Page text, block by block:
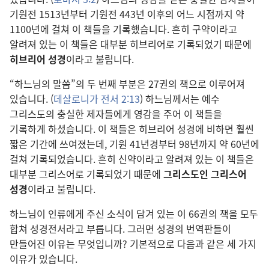
기원전 1513년부터 기원전 443년 이후의 어느 시점까지 약
1100년에 걸쳐 이 책들을 기록했습니다. 흔히 구약이라고
알려져 있는 이 책들은 대부분 히브리어로 기록되었기 때문에
히브리어 성경이라고 불립니다.
“하느님의 말씀”의 두 번째 부분은 27권의 책으로 이루어져
있습니다. (데살로니가 전서 2:13) 하느님께서는 예수
그리스도의 충실한 제자들에게 영감을 주어 이 책들을
기록하게 하셨습니다. 이 책들은 히브리어 성경에 비하면 훨씬
짧은 기간에 쓰여졌는데, 기원 41년경부터 98년까지 약 60년에
걸쳐 기록되었습니다. 흔히 신약이라고 알려져 있는 이 책들은
대부분 그리스어로 기록되었기 때문에 그리스도인 그리스어
성경이라고 불립니다.
하느님이 인류에게 주신 소식이 담겨 있는 이 66권의 책을 모두
합쳐 성경전서라고 부릅니다. 그러면 성경의 번역판들이
만들어진 이유는 무엇입니까? 기본적으로 다음과 같은 세 가지
이유가 있습니다.